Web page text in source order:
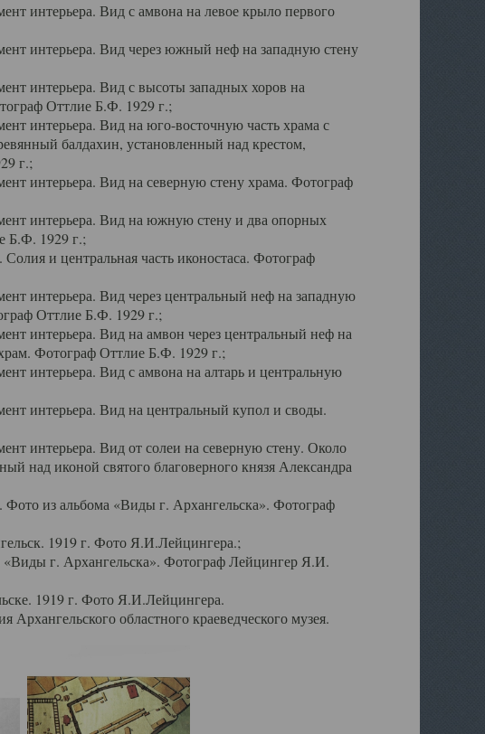
интерьера. Вид с амвона на левое крыло первого
интерьера. Вид через южный неф на западную стену
интерьера. Вид с высоты западных хоров на
Оттлие Б.Ф. 1929 г.;
интерьера. Вид на юго-восточную часть храма с
балдахин, установленный над крестом,
г.;
интерьера. Вид на северную стену храма. Фотограф
интерьера. Вид на южную стену и два опорных
Б.Ф. 1929 г.;
и центральная часть иконостаса. Фотограф
интерьера. Вид через центральный неф на западную
Оттлие Б.Ф. 1929 г.;
интерьера. Вид на амвон через центральный неф на
Фотограф Оттлие Б.Ф. 1929 г.;
интерьера. Вид с амвона на алтарь и центральную
интерьера. Вид на центральный купол и своды.
интерьера. Вид от солеи на северную стену. Около
над иконой святого благоверного князя Александра
из альбома «Виды г. Архангельска». Фотограф
1919 г. Фото Я.И.Лейцингера.;
г. Архангельска». Фотограф Лейцингер Я.И.
1919 г. Фото Я.И.Лейцингера.
областного краеведческого музея.